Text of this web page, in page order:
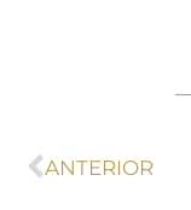
ANTERIOR